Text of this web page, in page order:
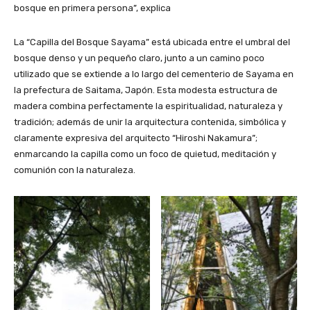
bosque en primera persona”, explica
La “Capilla del Bosque Sayama” está ubicada entre el umbral del
bosque denso y un pequeño claro, junto a un camino poco
utilizado que se extiende a lo largo del cementerio de Sayama en
la prefectura de Saitama, Japón. Esta modesta estructura de
madera combina perfectamente la espiritualidad, naturaleza y
tradición; además de unir la arquitectura contenida, simbólica y
claramente expresiva del arquitecto “Hiroshi Nakamura”;
enmarcando la capilla como un foco de quietud, meditación y
comunión con la naturaleza.